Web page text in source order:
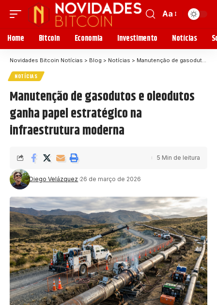
Aa
Home Bitcoin Economia Investimento Notícias
Novidades Bitcoin Notícias > Blog > Notícias > Manutenção de gasodutos e oleodutos ganha papel estratégico na infraestrutura moderna
NOTÍCIAS
Manutenção de gasodutos e oleodutos
ganha papel estratégico na
infraestrutura moderna
Diego Velázquez 26 de março de 2026
5 Min de leitura